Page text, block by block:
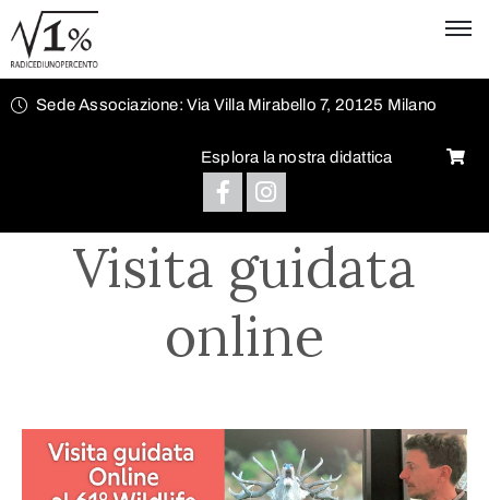
Sede Associazione: Via Villa Mirabello 7, 20125 Milano
Esplora la nostra didattica
Visita guidata
online